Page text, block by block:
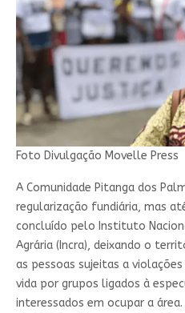
Foto Divulgação Movelle Press
A Comunidade Pitanga dos
regularização fundiária, mas
concluído pelo Instituto
Agrária (Incra), deixando o
as pessoas sujeitas a
vida por grupos ligados à
interessados em ocupar a